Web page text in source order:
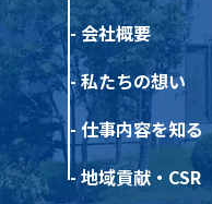
会社概要
私たちの想い
仕事内容を知る
地域貢献・CSR